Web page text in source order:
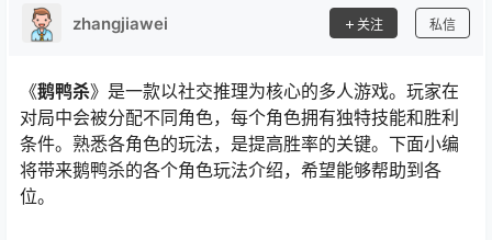
zhangjiawei 关注 私信
《鹅鸭杀》是一款以社交推理为核心的多人游戏。玩家在
对局中会被分配不同角色，每个角色拥有独特技能和胜利
条件。熟悉各角色的玩法，是提高胜率的关键。下面小编
将带来鹅鸭杀的各个角色玩法介绍，希望能够帮助到各
位。